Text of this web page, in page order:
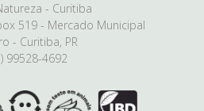
- Curitiba
519 - Mercado Municipal
- Curitiba, PR
99528-4692